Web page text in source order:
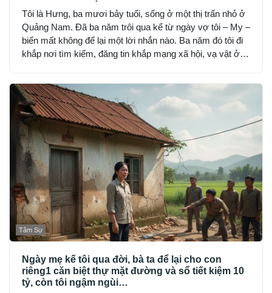
Tôi là Hưng, ba mươi bảy tuổi, sống ở một thị trấn nhỏ ở
Quảng Nam. Đã ba năm trôi qua kể từ ngày vợ tôi – My –
biến mất không để lại một lời nhắn nào. Ba năm đó tôi đi
khắp nơi tìm kiếm, đăng tin khắp mạng xã hội, vạ vật ở
Tâm Sự
Ngày mẹ kế tôi qua đời, bà ta để lại cho con
riêng1 căn biệt thự mặt đường và sổ tiết kiệm 10
tỷ, còn tôi ngậm ngùi…